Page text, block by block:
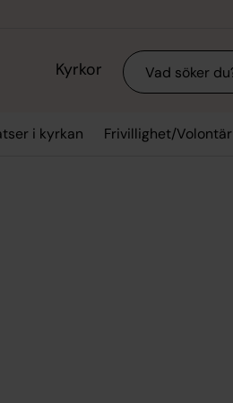
Kyrkor Sök
i kyrkan Frivillighet/Volontär